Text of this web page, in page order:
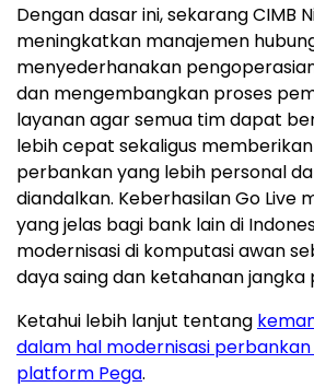
Dengan dasar ini, sekarang CIMB
meningkatkan manajemen
menyederhanakan
dan mengembangkan proses
layanan agar semua tim dapat
lebih cepat sekaligus
perbankan yang lebih personal
diandalkan. Keberhasilan Go Live
yang jelas bagi bank lain di
modernisasi di komputasi awan
daya saing dan ketahanan jangka
Ketahui lebih lanjut tentang
dalam hal modernisasi perbankan
platform Pega.